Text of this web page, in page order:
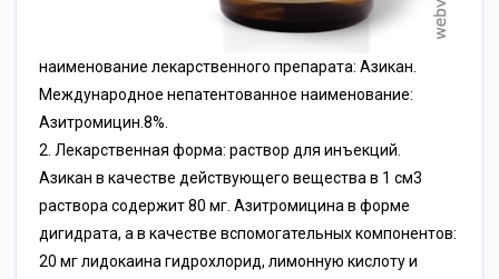
наименование лекарственного препарата: Азикан.
Международное непатентованное наименование:
Азитромицин.8%.
2. Лекарственная форма: раствор для инъекций.
Азикан в качестве действующего вещества в 1 см3
раствора содержит 80 мг. Азитромицина в форме
дигидрата, а в качестве вспомогательных компонентов:
20 мг лидокаина гидрохлорид, лимонную кислоту и